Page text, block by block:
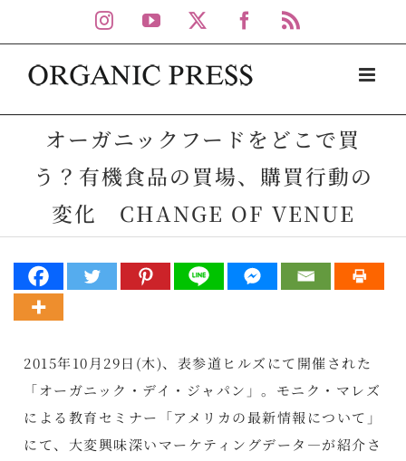
to
content
Instagram
YouTube Facebook
オーガニックフードをどこで買
う？有機食品の買場、購買行動の
変化 CHANGE OF VENUE
2015年10月29日(木)、表参道ヒルズにて開催された
「オーガニック・デイ・ジャパン」。モニク・マレズ
による教育セミナー「アメリカの最新情報について」
にて、大変興味深いマーケティングデータ―が紹介さ